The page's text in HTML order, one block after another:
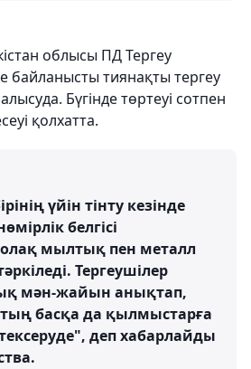
облысы ПД Тергеу
байланысты тиянақты тергеу
Бүгінде төртеуі сотпен
қолхатта.
үйін тінту кезінде
белгісі
мылтық пен металл
Тергеушілер
мән-жайын анықтап,
басқа да қылмыстарға
деп хабарлайды